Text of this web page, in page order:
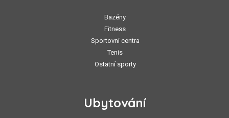
Bazény
Fitness
Sportovní centra
Tenis
Ostatní sporty
Ubytování